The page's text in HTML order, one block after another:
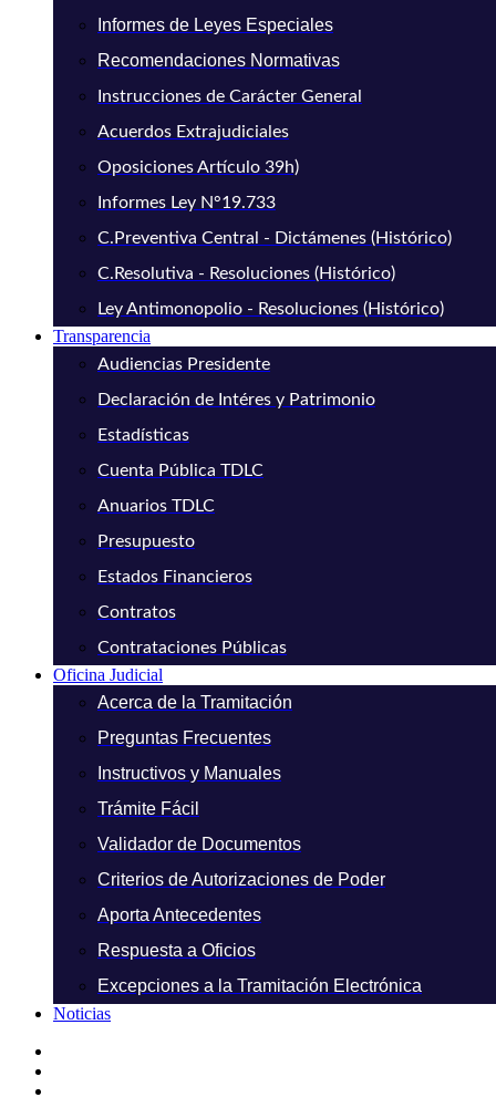
Informes de Leyes Especiales
Recomendaciones Normativas
Instrucciones de Carácter General
Acuerdos Extrajudiciales
Oposiciones Artículo 39h)
Informes Ley N°19.733
C.Preventiva Central - Dictámenes (Histórico)
C.Resolutiva - Resoluciones (Histórico)
Ley Antimonopolio - Resoluciones (Histórico)
Transparencia
Audiencias Presidente
Declaración de Intéres y Patrimonio
Estadísticas
Cuenta Pública TDLC
Anuarios TDLC
Presupuesto
Estados Financieros
Contratos
Contrataciones Públicas
Oficina Judicial
Acerca de la Tramitación
Preguntas Frecuentes
Instructivos y Manuales
Trámite Fácil
Validador de Documentos
Criterios de Autorizaciones de Poder
Aporta Antecedentes
Respuesta a Oficios
Excepciones a la Tramitación Electrónica
Noticias